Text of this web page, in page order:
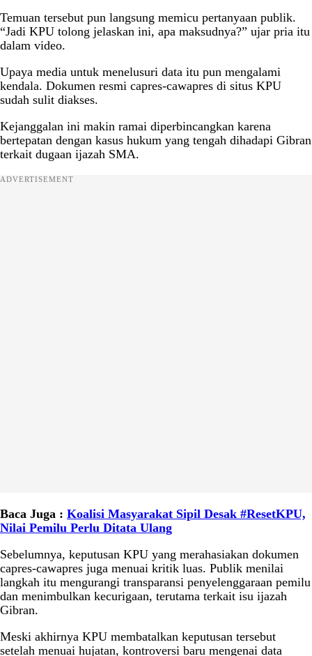
Temuan tersebut pun langsung memicu pertanyaan publik.
“Jadi KPU tolong jelaskan ini, apa maksudnya?” ujar pria itu
dalam video.
Upaya media untuk menelusuri data itu pun mengalami
kendala. Dokumen resmi capres-cawapres di situs KPU
sudah sulit diakses.
Kejanggalan ini makin ramai diperbincangkan karena
bertepatan dengan kasus hukum yang tengah dihadapi Gibran
terkait dugaan ijazah SMA.
ADVERTISEMENT
Baca Juga : Koalisi Masyarakat Sipil Desak #ResetKPU,
Nilai Pemilu Perlu Ditata Ulang
Sebelumnya, keputusan KPU yang merahasiakan dokumen
capres-cawapres juga menuai kritik luas. Publik menilai
langkah itu mengurangi transparansi penyelenggaraan pemilu
dan menimbulkan kecurigaan, terutama terkait isu ijazah
Gibran.
Meski akhirnya KPU membatalkan keputusan tersebut
setelah menuai hujatan, kontroversi baru mengenai data